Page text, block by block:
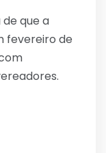
que a
fevereiro de